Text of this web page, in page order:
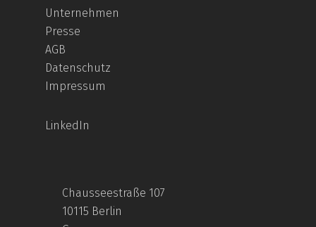
Unternehmen
Presse
AGB
Datenschutz
Impressum
LinkedIn
Chausseestraße 107
10115 Berlin